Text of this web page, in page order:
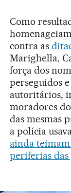
Como
contra as
Marighella,
força dos
perseguidos
autoritários,
moradores
das mesmas
a polícia
ainda
periferias das